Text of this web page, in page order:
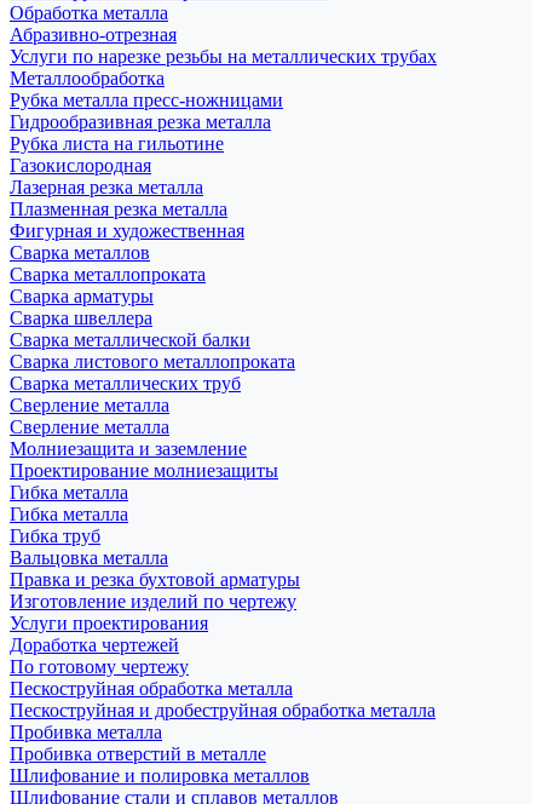
Обработка металла
Абразивно-отрезная
Услуги по нарезке резьбы на металлических трубах
Металлообработка
Рубка металла пресс-ножницами
Гидрообразивная резка металла
Рубка листа на гильотине
Газокислородная
Лазерная резка металла
Плазменная резка металла
Фигурная и художественная
Сварка металлов
Сварка металлопроката
Сварка арматуры
Сварка швеллера
Сварка металлической балки
Сварка листового металлопроката
Сварка металлических труб
Сверление металла
Сверление металла
Молниезащита и заземление
Проектирование молниезащиты
Гибка металла
Гибка металла
Гибка труб
Вальцовка металла
Правка и резка бухтовой арматуры
Изготовление изделий по чертежу
Услуги проектирования
Доработка чертежей
По готовому чертежу
Пескоструйная обработка металла
Пескоструйная и дробеструйная обработка металла
Пробивка металла
Пробивка отверстий в металле
Шлифование и полировка металлов
Шлифование стали и сплавов металлов